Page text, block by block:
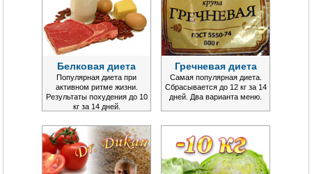
Белковая диета
Популярная диета при
активном ритме жизни.
Результаты похудения до 10
кг за 14 дней.
Гречневая диета
Самая популярная диета.
Сбрасывается до 12 кг за 14
дней. Два варианта меню.